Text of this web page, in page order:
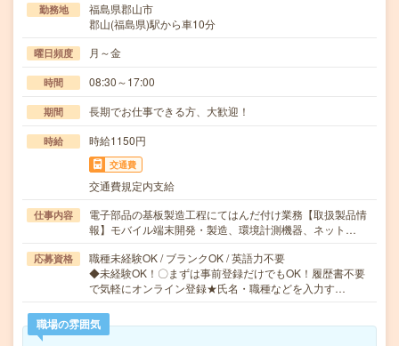
勤務地
福島県郡山市
郡山(福島県)駅から車10分
曜日頻度 月～金
時間 08:30～17:00
期間 長期でお仕事できる方、大歓迎！
時給 時給1150円
交通費
交通費規定内支給
仕事内容
電子部品の基板製造工程にてはんだ付け業務【取扱製品情
報】モバイル端末開発・製造、環境計測機器、ネット…
応募資格
職種未経験OK / ブランクOK / 英語力不要
◆未経験OK！〇まずは事前登録だけでもOK！履歴書不要
で気軽にオンライン登録★氏名・職種などを入力す…
職場の雰囲気